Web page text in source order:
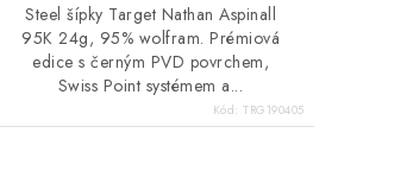
Steel šípky Target Nathan Aspinall
95K 24g, 95% wolfram. Prémiová
edice s černým PVD povrchem,
Swiss Point systémem a...
Kód:TRG190405